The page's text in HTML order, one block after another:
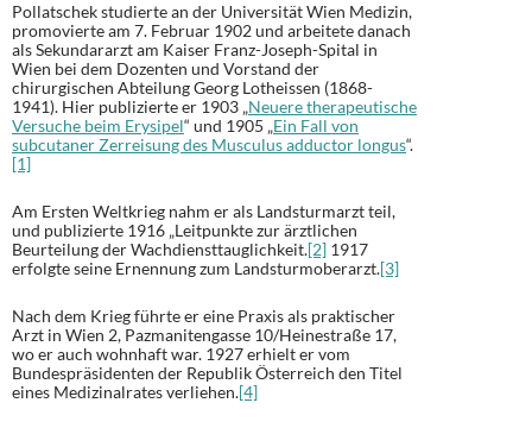
Pollatschek studierte an der Universität Wien Medizin,
promovierte am 7. Februar 1902 und arbeitete danach
als Sekundararzt am Kaiser Franz-Joseph-Spital in
Wien bei dem Dozenten und Vorstand der
chirurgischen Abteilung Georg Lotheissen (1868-
1941). Hier publizierte er 1903 „Neuere therapeutische
Versuche beim Erysipel“ und 1905 „Ein Fall von
subcutaner Zerreisung des Musculus adductor longus“.
[1]
Am Ersten Weltkrieg nahm er als Landsturmarzt teil,
und publizierte 1916 „Leitpunkte zur ärztlichen
Beurteilung der Wachdiensttauglichkeit.[2] 1917
erfolgte seine Ernennung zum Landsturmoberarzt.[3]
Nach dem Krieg führte er eine Praxis als praktischer
Arzt in Wien 2, Pazmanitengasse 10/Heinestraße 17,
wo er auch wohnhaft war. 1927 erhielt er vom
Bundespräsidenten der Republik Österreich den Titel
eines Medizinalrates verliehen.[4]